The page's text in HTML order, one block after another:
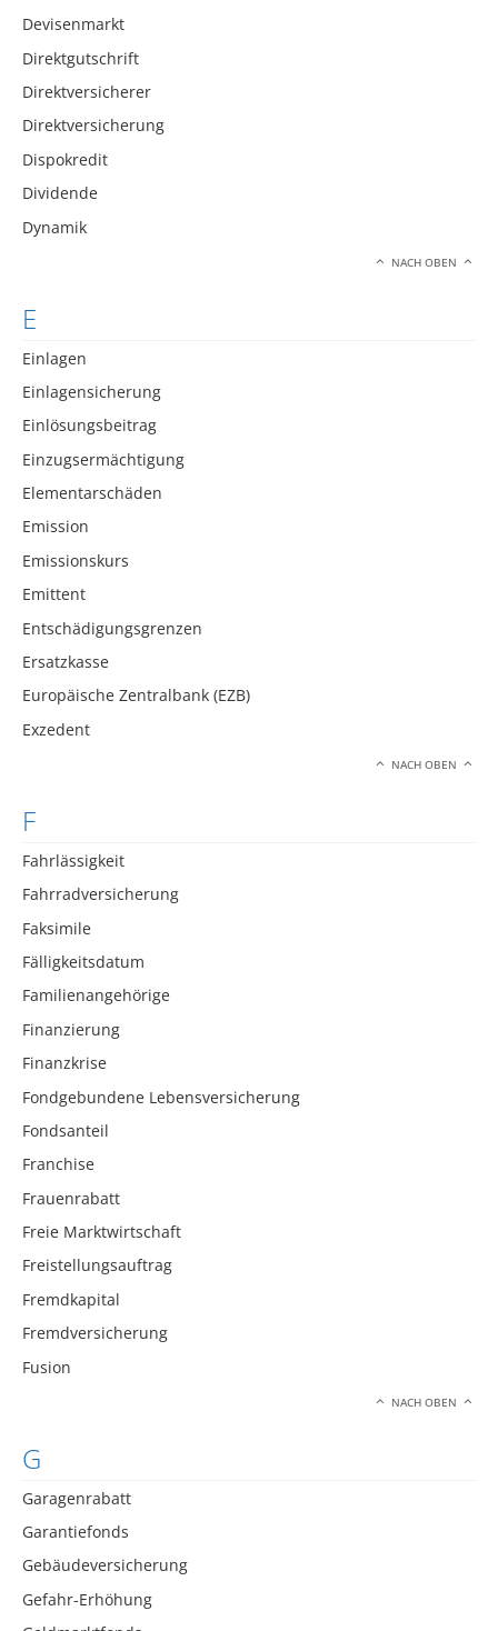
Devisenmarkt
Direktgutschrift
Direktversicherer
Direktversicherung
Dispokredit
Dividende
Dynamik
NACH OBEN
E
Einlagen
Einlagensicherung
Einlösungsbeitrag
Einzugsermächtigung
Elementarschäden
Emission
Emissionskurs
Emittent
Entschädigungsgrenzen
Ersatzkasse
Europäische Zentralbank (EZB)
Exzedent
NACH OBEN
F
Fahrlässigkeit
Fahrradversicherung
Faksimile
Fälligkeitsdatum
Familienangehörige
Finanzierung
Finanzkrise
Fondgebundene Lebensversicherung
Fondsanteil
Franchise
Frauenrabatt
Freie Marktwirtschaft
Freistellungsauftrag
Fremdkapital
Fremdversicherung
Fusion
NACH OBEN
G
Garagenrabatt
Garantiefonds
Gebäudeversicherung
Gefahr-Erhöhung